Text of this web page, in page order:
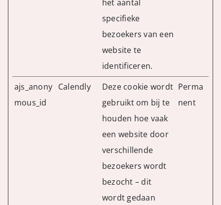
het aantal
specifieke
bezoekers van een
website te
identificeren.
ajs_anony
mous_id
Calendly
Deze cookie wordt
gebruikt om bij te
houden hoe vaak
een website door
verschillende
bezoekers wordt
bezocht – dit
wordt gedaan
Perma
nent